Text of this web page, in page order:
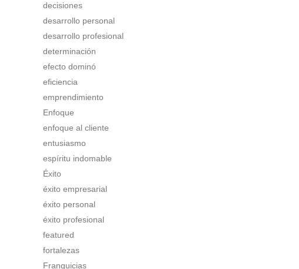
decisiones
desarrollo personal
desarrollo profesional
determinación
efecto dominó
eficiencia
emprendimiento
Enfoque
enfoque al cliente
entusiasmo
espíritu indomable
Éxito
éxito empresarial
éxito personal
éxito profesional
featured
fortalezas
Franquicias